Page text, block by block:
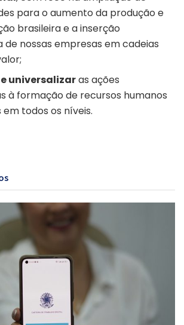
para o aumento da produção e
brasileira e a inserção
nossas empresas em cadeias
universalizaras ações
à formação de recursos humanos
todos os níveis.